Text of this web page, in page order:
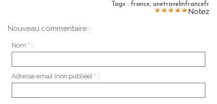
Tags : france unetravelinfrancefr
Notez
Nouveau commentaire :
Nom * :
Adresse email (non publiée) * :